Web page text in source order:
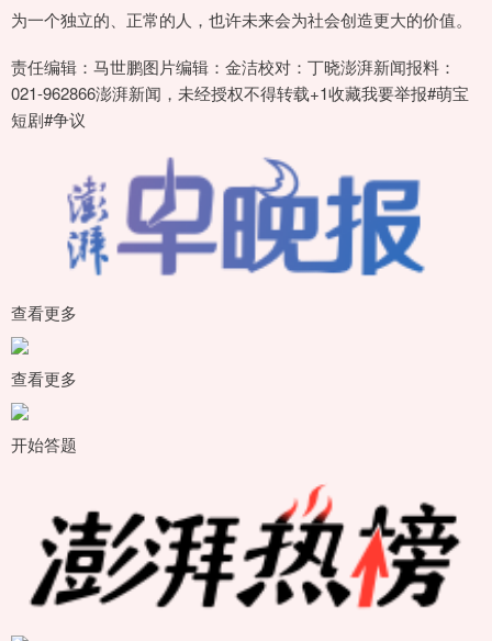
为一个独立的、正常的人，也许未来会为社会创造更大的价值。
责任编辑：马世鹏图片编辑：金洁校对：丁晓澎湃新闻报料：
021-962866澎湃新闻，未经授权不得转载+1收藏我要举报#萌宝
短剧#争议
查看更多
查看更多
开始答题